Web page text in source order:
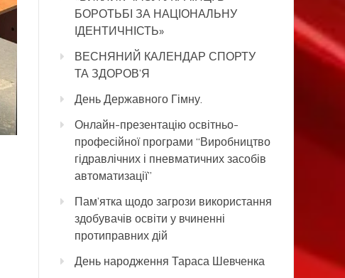
БОРОТЬБІ ЗА НАЦІОНАЛЬНУ
ІДЕНТИЧНІСТЬ»
ВЕСНЯНИЙ КАЛЕНДАР СПОРТУ
ТА ЗДОРОВ’Я
День Державного Гімну.
Онлайн-презентацію освітньо-
професійної програми “Виробництво
гідравлічних і пневматичних засобів
автоматизації”
Пам’ятка щодо загрози використання
здобувачів освіти у вчиненні
протиправних дій
День народження Тараса Шевченка